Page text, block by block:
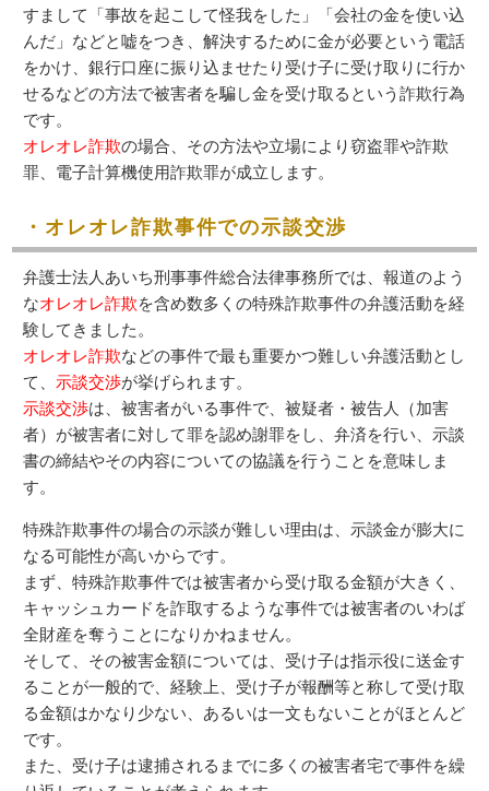
すまして「事故を起こして怪我をした」「会社の金を使い込
んだ」などと嘘をつき、解決するために金が必要という電話
をかけ、銀行口座に振り込ませたり受け子に受け取りに行か
せるなどの方法で被害者を騙し金を受け取るという詐欺行為
です。
オレオレ詐欺の場合、その方法や立場により窃盗罪や詐欺
罪、電子計算機使用詐欺罪が成立します。
・オレオレ詐欺事件での示談交渉
弁護士法人あいち刑事事件総合法律事務所では、報道のよう
なオレオレ詐欺を含め数多くの特殊詐欺事件の弁護活動を経
験してきました。
オレオレ詐欺などの事件で最も重要かつ難しい弁護活動とし
て、 示談交渉が挙げられます。
示談交渉は、被害者がいる事件で、被疑者・被告人（加害
者）が被害者に対して罪を認め謝罪をし、弁済を行い、示談
書の締結やその内容についての協議を行うことを意味しま
す。
特殊詐欺事件の場合の示談が難しい理由は、示談金が膨大に
なる可能性が高いからです。
まず、特殊詐欺事件では被害者から受け取る金額が大きく、
キャッシュカードを詐取するような事件では被害者のいわば
全財産を奪うことになりかねません。
そして、その被害金額については、受け子は指示役に送金す
ることが一般的で、経験上、受け子が報酬等と称して受け取
る金額はかなり少ない、あるいは一文もないことがほとんど
です。
また、受け子は逮捕されるまでに多くの被害者宅で事件を繰